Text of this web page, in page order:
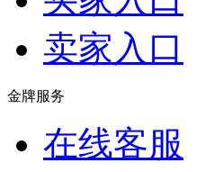
卖家入口
金牌服务
在线客服